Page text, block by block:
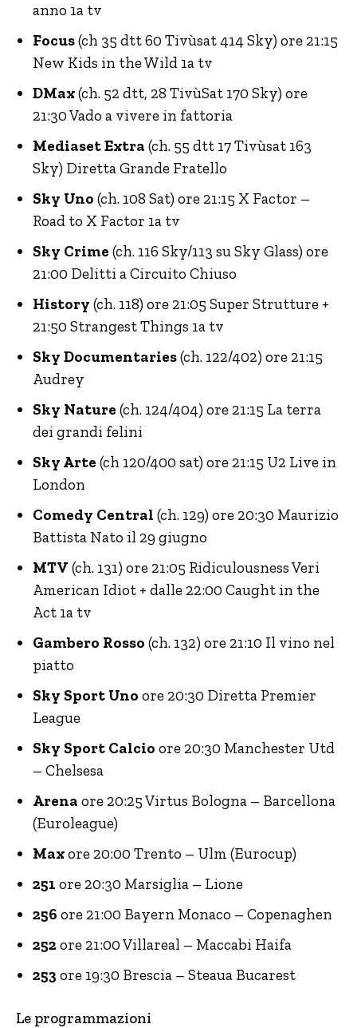
anno 1a tv
Focus(ch 35 dtt 60 Tivùsat 414 Sky) ore 21:15
New Kids in the Wild 1a tv
DMax(ch. 52 dtt, 28 TivùSat 170 Sky) ore
21:30 Vado a vivere in fattoria
Mediaset Extra (ch. 55 dtt 17 Tivùsat 163
Sky) Diretta Grande Fratello
Sky Uno (ch. 108 Sat) ore 21:15 X Factor –
Road to X Factor 1a tv
Sky Crime (ch. 116 Sky/113 su Sky Glass) ore
21:00 Delitti a Circuito Chiuso
History (ch. 118) ore 21:05 Super Strutture +
21:50 Strangest Things 1a tv
Sky Documentaries(ch. 122/402) ore 21:15
Audrey
Sky Nature (ch. 124/404) ore 21:15 La terra
dei grandi felini
Sky Arte (ch 120/400 sat) ore 21:15 U2 Live in
London
Comedy Central (ch. 129) ore 20:30 Maurizio
Battista Nato il 29 giugno
MTV (ch. 131) ore 21:05 Ridiculousness Veri
American Idiot + dalle 22:00 Caught in the
Act 1a tv
Gambero Rosso (ch. 132) ore 21:10 Il vino nel
piatto
Sky Sport Uno ore 20:30 Diretta Premier
League
Sky Sport Calcio ore 20:30 Manchester Utd
– Chelsesa
Arena ore 20:25 Virtus Bologna – Barcellona
(Euroleague)
Maxore 20:00 Trento – Ulm (Eurocup)
251 ore 20:30 Marsiglia – Lione
256 ore 21:00 Bayern Monaco – Copenaghen
252ore 21:00 Villareal – Maccabi Haifa
253 ore 19:30 Brescia – Steaua Bucarest
Le programmazioni